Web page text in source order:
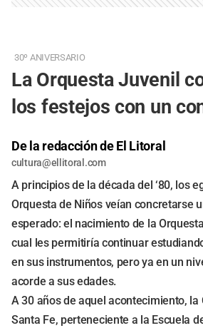
30º ANIVERSARIO
La Orquesta Juvenil
los festejos con un
De la redacción de El Litoral
cultura@ellitoral.com
A principios de la década del ‘80, los
Orquesta de Niños veían concretarse
esperado: el nacimiento de la
cual les permitiría continuar
en sus instrumentos, pero ya en un
acorde a sus edades.
A 30 años de aquel acontecimiento, la
Santa Fe, perteneciente a la Escuela